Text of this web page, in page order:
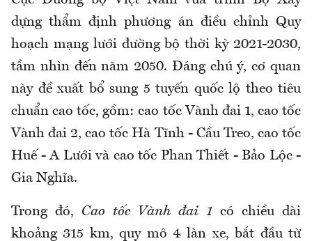
dựng thẩm định phương án điều chỉnh Quy
hoạch mạng lưới đường bộ thời kỳ 2021-2030,
tầm nhìn đến năm 2050. Đáng chú ý, cơ quan
này đề xuất bổ sung 5 tuyến quốc lộ theo tiêu
chuẩn cao tốc, gồm: cao tốc Vành đai 1, cao tốc
Vành đai 2, cao tốc Hà Tĩnh - Cầu Treo, cao tốc
Huế - A Lưới và cao tốc Phan Thiết - Bảo Lộc -
Gia Nghĩa.
Trong đó, Cao tốc Vành đai 1 có chiều dài
khoảng 315 km, quy mô 4 làn xe, bắt đầu từ